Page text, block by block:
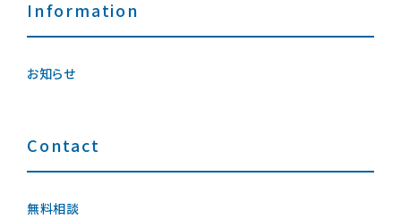
Information
お知らせ
Contact
無料相談